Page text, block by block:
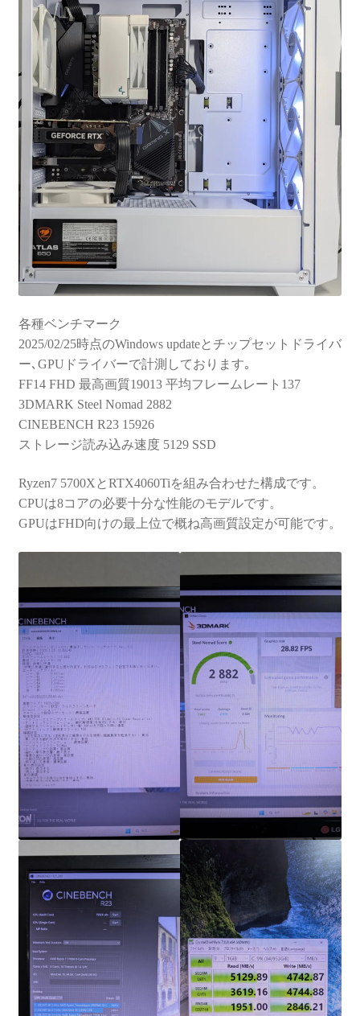
各種ベンチマーク
2025/02/25時点のWindows updateとチップセットドライバ
ー､GPUドライバーで計測しております｡
FF14 FHD 最高画質19013 平均フレームレート137
3DMARK Steel Nomad 2882
CINEBENCH R23 15926
ストレージ読み込み速度 5129 SSD
Ryzen7 5700XとRTX4060Tiを組み合わせた構成です。
CPUは8コアの必要十分な性能のモデルです。
GPUはFHD向けの最上位で概ね高画質設定が可能です。